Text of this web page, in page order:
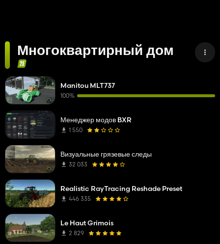
Многоквартирный дом
Manitou MLT737
100%
Менеджер модов BXR
1 550
Визуальные грязевые следы
32 033
Realistic RayTracing Reshade Preset
446 335
Le Haut Grimois
2 829